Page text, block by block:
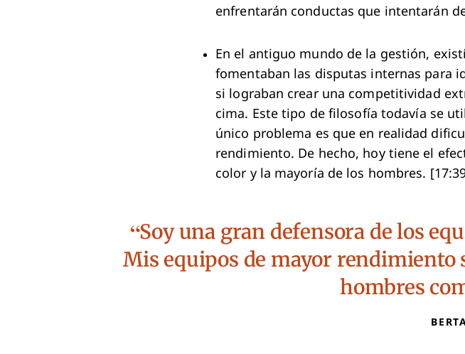
enfrentarán conductas que intentarán
En el antiguo mundo de la gestión,
fomentaban las disputas internas para
si lograban crear una competitividad
cima. Este tipo de filosofía todavía se
único problema es que en realidad
rendimiento. De hecho, hoy tiene el
color y la mayoría de los hombres.
Soy una gran defensora de los
Mis equipos de mayor
hombres